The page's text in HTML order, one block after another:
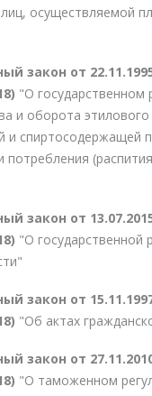
лиц, осуществляемой
закон от
"О государственном
и оборота этилового
и спиртосодержащей
потребления
закон от
"О государственной
закон от
"Об актах
закон от
"О таможенном